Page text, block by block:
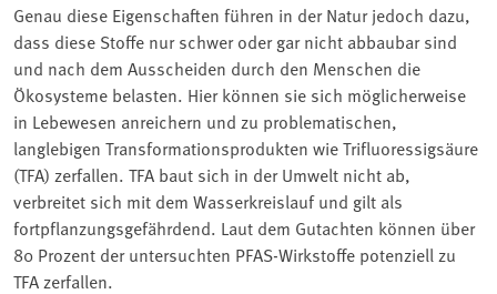
Genau diese Eigenschaften führen in der Natur jedoch dazu,
dass diese Stoffe nur schwer oder gar nicht abbaubar sind
und nach dem Ausscheiden durch den Menschen die
Ökosysteme belasten. Hier können sie sich möglicherweise
in Lebewesen anreichern und zu problematischen,
langlebigen Transformationsprodukten wie Trifluoressigsäure
(TFA) zerfallen. TFA baut sich in der Umwelt nicht ab,
verbreitet sich mit dem Wasserkreislauf und gilt als
fortpflanzungsgefährdend. Laut dem Gutachten können über
80 Prozent der untersuchten PFAS-Wirkstoffe potenziell zu
TFA zerfallen.